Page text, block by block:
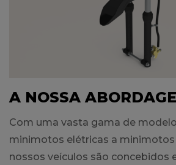
A NOSSA
Com uma vasta gama de
minimotos elétricas a
nossos veículos são concebidos